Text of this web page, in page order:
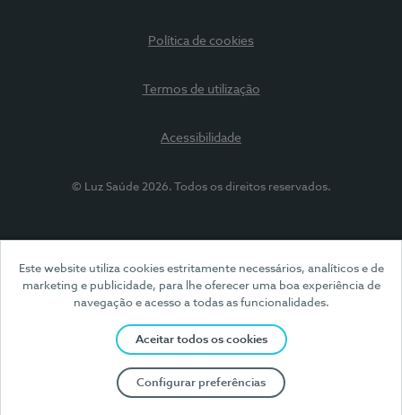
Este website utiliza cookies estritamente necessários, analíticos e de
marketing e publicidade, para lhe oferecer uma boa experiência de
navegação e acesso a todas as funcionalidades.
Aceitar todos os cookies
Configurar preferências
Política de cookies
Termos de utilização
Acessibilidade
© Luz Saúde 2026. Todos os direitos reservados.